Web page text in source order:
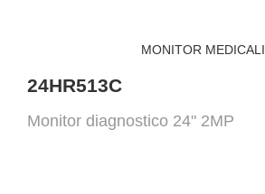
MONITOR MEDICALI
24HR513C
Monitor diagnostico 24" 2MP